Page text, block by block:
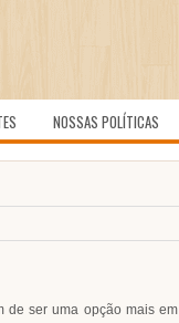
NOSSAS POLÍTICAS
de ser uma opção mais em